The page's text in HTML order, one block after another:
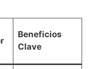
Beneficios
Clave